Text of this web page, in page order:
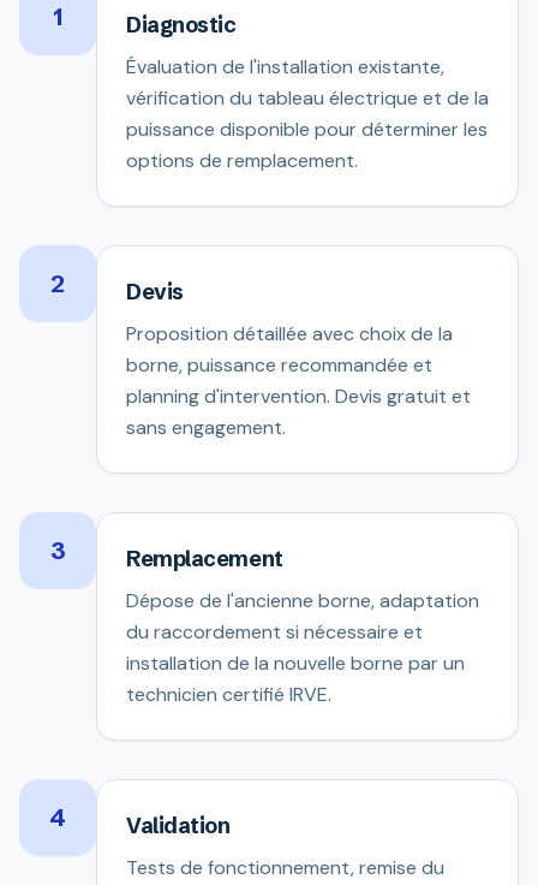
1 Diagnostic
Évaluation de l'installation existante,
vérification du tableau électrique et de la
puissance disponible pour déterminer les
options de remplacement.
2 Devis
Proposition détaillée avec choix de la
borne, puissance recommandée et
planning d'intervention. Devis gratuit et
sans engagement.
3 Remplacement
Dépose de l'ancienne borne, adaptation
du raccordement si nécessaire et
installation de la nouvelle borne par un
technicien certifié IRVE.
4 Validation
Tests de fonctionnement, remise du